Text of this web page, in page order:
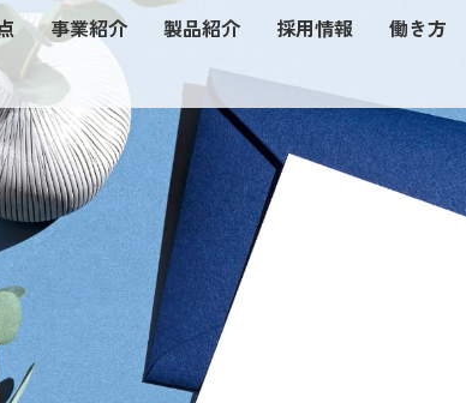
事業紹介 製品紹介 採用情報 働き方